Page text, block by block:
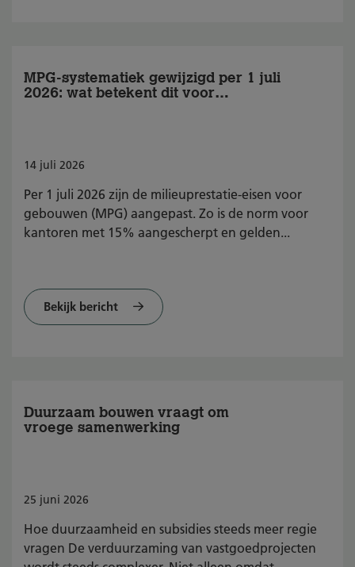
MPG-systematiek gewijzigd per 1 juli
2026: wat betekent dit voor
14 juli 2026
Per 1 juli 2026 zijn de milieuprestatie-eisen voor
gebouwen (MPG) aangepast. Zo is de norm voor
kantoren met 15% aangescherpt en gelden...
Bekijk bericht
Duurzaam bouwen vraagt om
vroege samenwerking
25 juni 2026
Hoe duurzaamheid en subsidies steeds meer regie
vragen De verduurzaming van vastgoedprojecten